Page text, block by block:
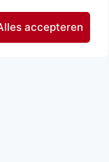
accepteren
Texel